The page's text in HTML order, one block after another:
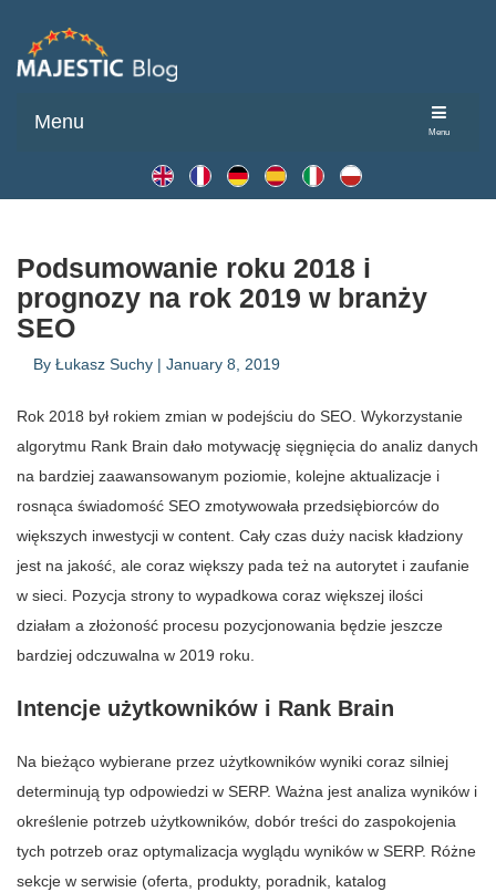
Menu
Menu
Podsumowanie roku 2018 i
prognozy na rok 2019 w branży
SEO
By Łukasz Suchy | January 8, 2019
Rok 2018 był rokiem zmian w podejściu do SEO. Wykorzystanie
algorytmu Rank Brain dało motywację sięgnięcia do analiz danych
na bardziej zaawansowanym poziomie, kolejne aktualizacje i
rosnąca świadomość SEO zmotywowała przedsiębiorców do
większych inwestycji w content. Cały czas duży nacisk kładziony
jest na jakość, ale coraz większy pada też na autorytet i zaufanie
w sieci. Pozycja strony to wypadkowa coraz większej ilości
działam a złożoność procesu pozycjonowania będzie jeszcze
bardziej odczuwalna w 2019 roku.
Intencje użytkowników i Rank Brain
Na bieżąco wybierane przez użytkowników wyniki coraz silniej
determinują typ odpowiedzi w SERP. Ważna jest analiza wyników i
określenie potrzeb użytkowników, dobór treści do zaspokojenia
tych potrzeb oraz optymalizacja wyglądu wyników w SERP. Różne
sekcje w serwisie (oferta, produkty, poradnik, katalog